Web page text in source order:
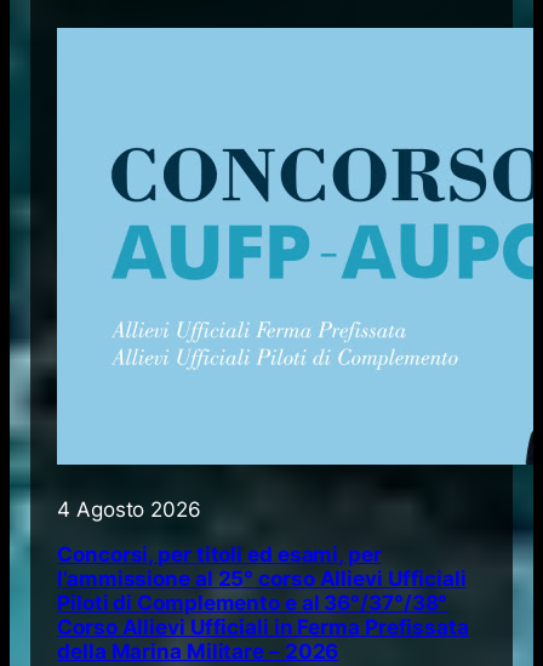
4 Agosto 2026
Concorsi, per titoli ed esami, per
l’ammissione al 25° corso Allievi Ufficiali
Piloti di Complemento e al 36°/37°/38°
Corso Allievi Ufficiali in Ferma Prefissata
della Marina Militare – 2026